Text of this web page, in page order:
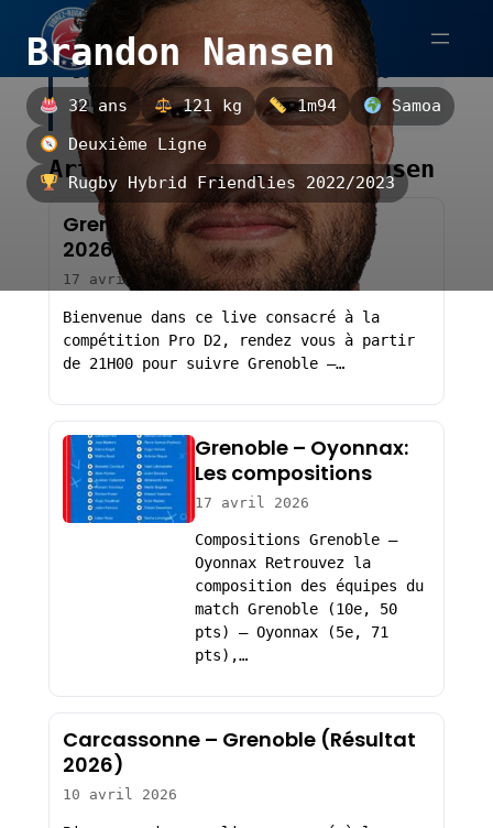
Aller
contenu
Brandon Nansen
32 ans 121 kg 1m94
Samoa
Deuxième Ligne
Rugby Hybrid Friendlies 2022/2023
Brandon Nansen est un deuxième ligne
samoan.
Articles sur Brandon Nansen
Grenoble – Oyonnax (Résultat
2026)
17 avril 2026
Bienvenue dans ce live consacré à la
compétition Pro D2, rendez vous à partir
de 21H00 pour suivre Grenoble –…
Grenoble – Oyonnax:
Les compositions
17 avril 2026
Compositions Grenoble –
Oyonnax Retrouvez la
composition des équipes du
match Grenoble (10e, 50
pts) – Oyonnax (5e, 71
pts),…
Carcassonne – Grenoble (Résultat
2026)
10 avril 2026